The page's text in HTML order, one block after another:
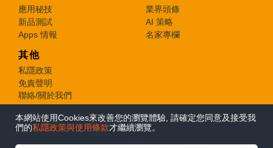
應用秘技
新品測試
Apps 情報
業界頭條
AI 策略
名家專欄
其他
私隱政策
免責聲明
聯絡/關於我們
© 2026 e-zone. All Rights Reserved.
本網站使用Cookies來改善您的瀏覽體驗, 請確定您同意及接受我
們的私隱政策與使用條款才繼續瀏覽。